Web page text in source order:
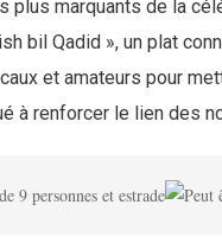
plus marquants de la
bil Qadid », un plat
et amateurs pour
à renforcer le lien des